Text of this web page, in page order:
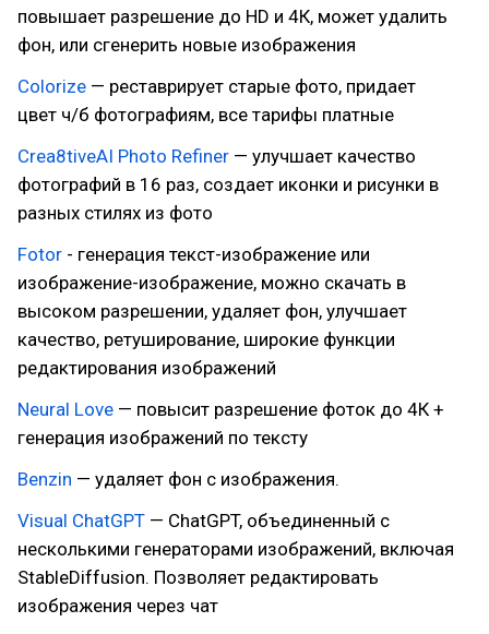
повышает разрешение до HD и 4К, может удалить
фон, или сгенерить новые изображения
Colorize — реставрирует старые фото, придает
цвет ч/б фотографиям, все тарифы платные
Crea8tiveAI Photo Refiner — улучшает качество
фотографий в 16 раз, создает иконки и рисунки в
разных стилях из фото
Fotor - генерация текст-изображение или
изображение-изображение, можно скачать в
высоком разрешении, удаляет фон, улучшает
качество, ретуширование, широкие функции
редактирования изображений
Neural Love — повысит разрешение фоток до 4К +
генерация изображений по тексту
Benzin — удаляет фон с изображения.
Visual ChatGPT — ChatGPT, объединенный с
несколькими генераторами изображений, включая
StableDiffusion. Позволяет редактировать
изображения через чат